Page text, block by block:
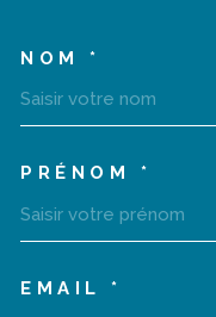
NOM *
PRÉNOM *
EMAIL *